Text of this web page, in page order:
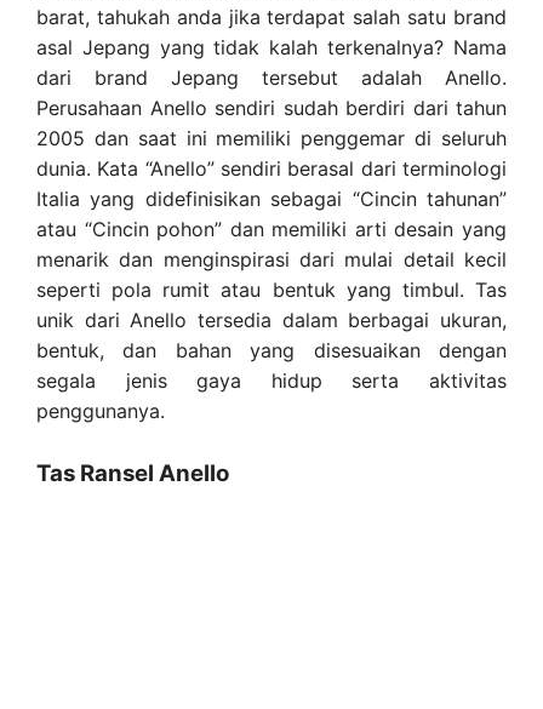
barat, tahukah anda jika terdapat salah satu brand
asal Jepang yang tidak kalah terkenalnya? Nama
dari brand Jepang tersebut adalah Anello.
Perusahaan Anello sendiri sudah berdiri dari tahun
2005 dan saat ini memiliki penggemar di seluruh
dunia. Kata “Anello” sendiri berasal dari terminologi
Italia yang didefinisikan sebagai “Cincin tahunan”
atau “Cincin pohon” dan memiliki arti desain yang
menarik dan menginspirasi dari mulai detail kecil
seperti pola rumit atau bentuk yang timbul. Tas
unik dari Anello tersedia dalam berbagai ukuran,
bentuk, dan bahan yang disesuaikan dengan
segala jenis gaya hidup serta aktivitas
penggunanya.
Tas Ransel Anello